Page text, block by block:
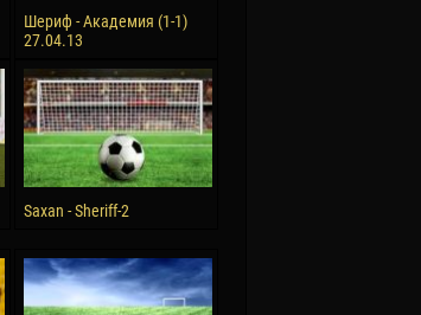
Шериф - Академия (1-1)
27.04.13
Saxan - Sheriff-2